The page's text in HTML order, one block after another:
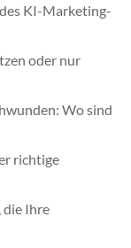
KI-Marketing-
oder nur
Wo sind
richtige
die Ihre